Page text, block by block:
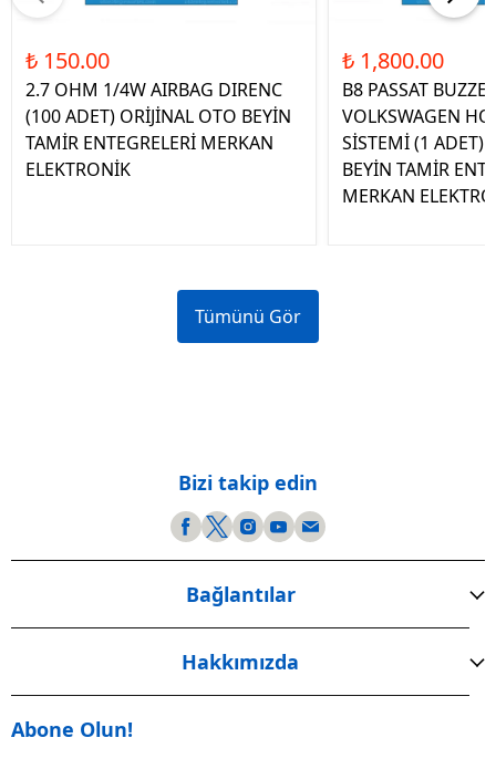
₺ 150.00
2.7 OHM 1/4W AIRBAG DIRENC
(100 ADET) ORİJİNAL OTO BEYİN
TAMİR ENTEGRELERİ MERKAN
ELEKTRONİK
₺ 1,800.00
B8 PASSAT
VOLKSWAGEN
SİSTEMİ (1 ADET)
BEYİN TAMİR
MERKAN
Tümünü Gör
Bizi takip edin
Bağlantılar
Hakkımızda
Abone Olun!